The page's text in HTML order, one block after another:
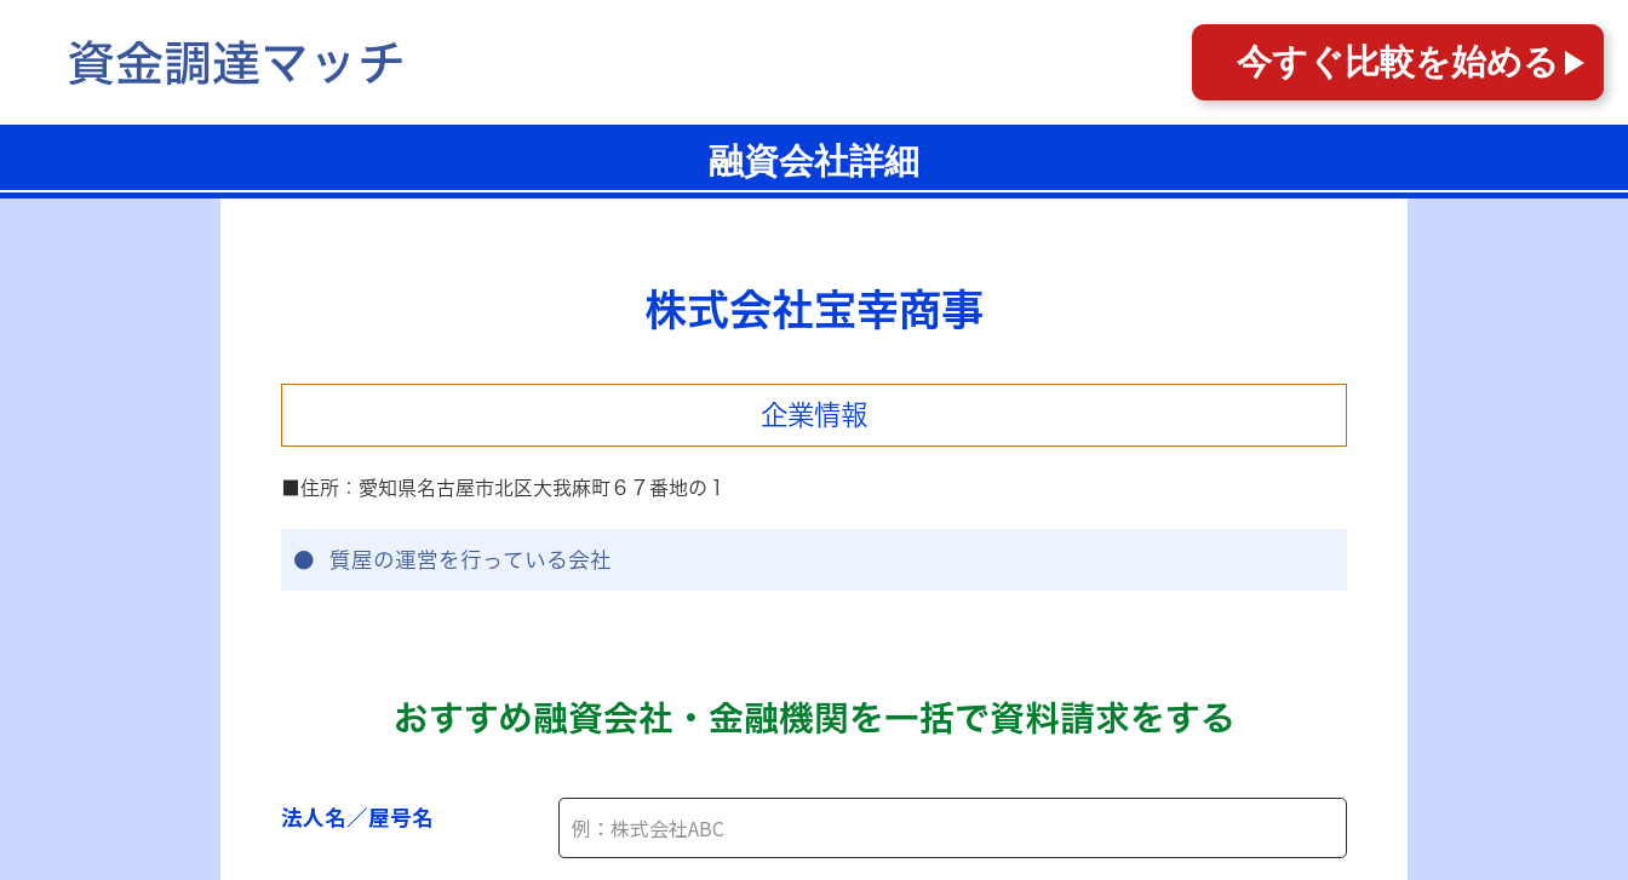
今すぐ 比較を始める
融資会社詳細
株式会社宝幸商事
企業情報
■住所：愛知県名古屋市北区大我麻町６７番地の１
質屋の運営を行っている会社
おすすめ融資会社・金融機関を一括で資料請求をする
法人名／屋号名